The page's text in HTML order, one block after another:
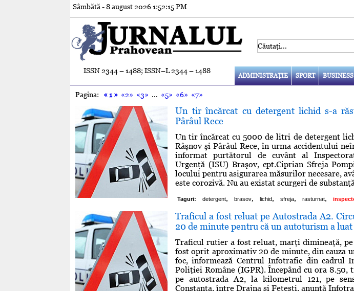
Sâmbătă - 8 august 20261:52:16 PM
ISSN 2344 – 1488; ISSN–L 2344 – 1488
ADMINISTRAŢIE SPORT BUSINESS
Pagina: «1 » «2» «3» ... «5» «6» «7»
Un tir încărcat cu detergent lichid s-a
Pârâul Rece
Un tir încărcat cu 5000 de litri de detergent
Râşnov şi Pârâul Rece, în urma accidentului
informat purtătorul de cuvânt al
Urgenţă (ISU) Braşov, cpt.Ciprian Sfreja
locului pentru asigurarea măsurilor necesare,
este corozivă. Nu au existat scurgeri de
Taguri: detergent, brasov, lichid, sfreja, rasturnat,
Traficul a fost reluat pe Autostrada A2.
20 de minute pentru că un autoturism a
Traficul rutier a fost reluat, marţi dimineaţă, pe
fost oprit aproximativ 20 de minute, din cauza
foc, informează Centrul Infotrafic din cadrul
Poliţiei Române (IGPR). Începând cu ora
pe autostrada A2, la kilometrul 121, pe
Constanţa, între Drajna şi Feteşti, anunţă